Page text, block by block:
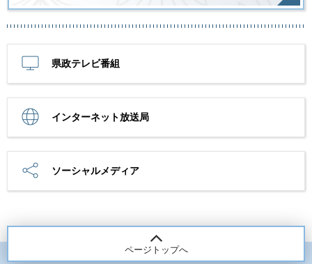
県政テレビ番組
インターネット放送局
ソーシャルメディア
ページトップへ